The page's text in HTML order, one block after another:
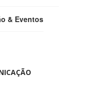
& Eventos